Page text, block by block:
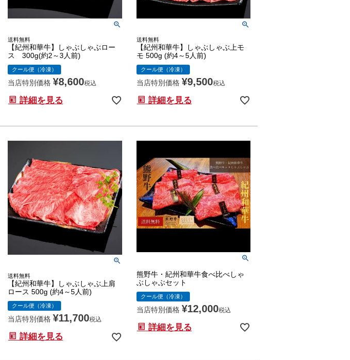
送料無料
【紀州和華牛】しゃぶしゃぶロー
ス 300g(約2～3人前)
クール便（冷凍）
当店特別価格 ¥8,600税込
詳細を見る
送料無料
【紀州和華牛】しゃぶしゃぶ上モ
モ 500g (約4～5人前)
クール便（冷凍）
当店特別価格 ¥9,500税込
詳細を見る
送料無料
【紀州和華牛】しゃぶしゃぶ上肩
ロース 500g (約4～5人前)
クール便（冷凍）
当店特別価格 ¥11,700税込
詳細を見る
熊野牛・紀州和華牛食べ比べしゃ
ぶしゃぶセット
クール便（冷凍）
当店特別価格 ¥12,000税込
詳細を見る